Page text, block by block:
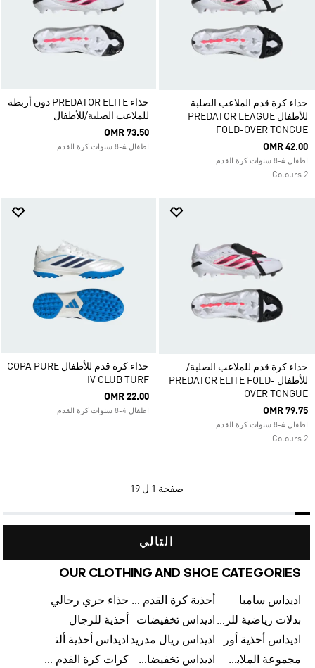
حذاء كرة قدم الملاعب الصلبة
للأطفال PREDATOR LEAGUE
FOLD-OVER TONGUE
OMR 42.00
اطفال 4-8 سنوات كرة القدم
2 Colours
حذاء PREDATOR ELITE دون أربطة
للملاعب الصلبة/للأطفال
OMR 73.50
اطفال 4-8 سنوات كرة القدم
حذاء كرة قدم للملاعب الصلبة/
للأطفال PREDATOR ELITE FOLD-
OVER TONGUE
OMR 79.75
اطفال 4-8 سنوات كرة القدم
2 Colours
حذاء كرة قدم للأطفال COPA PURE
IV CLUB TURF
OMR 22.00
اطفال 4-8 سنوات كرة القدم
صفحة 1 ل 19
التالي
OUR CLOTHING AND SHOE CATEGORIES
اديداس سامبا أحذية كرة القدم للرجال حذاء جري رجالي
بدلات رياضية للرجال اديداس تخفيضات
أحذية للرجال
اديداس أحذية أورجينالز اديداس ريال مدريد
اديداس أحذية ألترا بوست للرجال
مجموعة الملابس الرياضية
اديداس تخفيضات للأطفال
كرات كرة القدم للرجال